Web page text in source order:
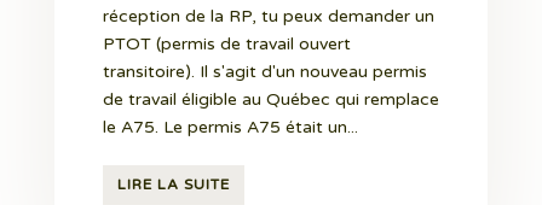
réception de la RP, tu peux demander un
PTOT (permis de travail ouvert
transitoire). Il s'agit d'un nouveau permis
de travail éligible au Québec qui remplace
le A75. Le permis A75 était un...
LIRE LA SUITE